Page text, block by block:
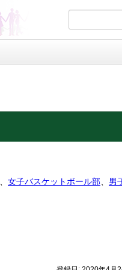
女子バスケットボール部 男